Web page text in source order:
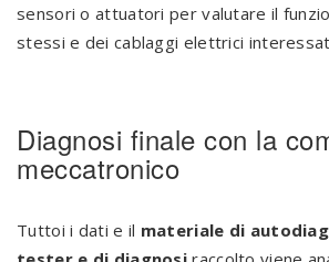
sensori o attuatori per valutare il
stessi e dei cablaggi elettrici
Diagnosi finale con la
meccatronico
Tuttoi i dati e il materiale di